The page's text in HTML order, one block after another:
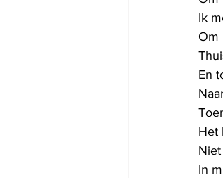
Ik
Om
En
Het
In